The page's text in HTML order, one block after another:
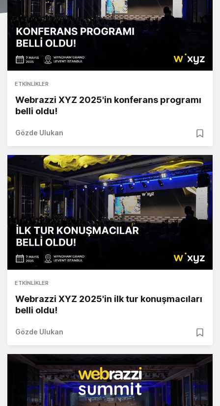
ETKINLIKLER
Webrazzi XYZ 2025'in konferans programı
belli oldu!
Gözde Ulukan
ETKINLIKLER
Webrazzi XYZ 2025'in ilk tur konuşmacıları
belli oldu!
Gözde Ulukan